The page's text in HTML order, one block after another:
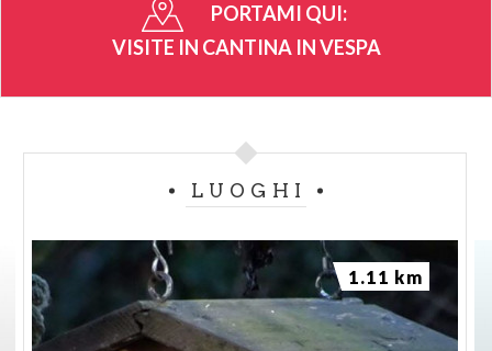
PORTAMI QUI:
VISITE IN CANTINA IN VESPA
LUOGHI
1.11 km